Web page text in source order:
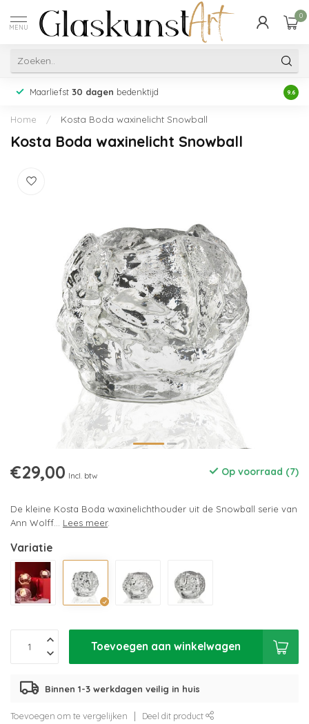
MENU
0
Maarliefst 30 dagen bedenktijd 9.6
Home / Kosta Boda waxinelicht Snowball
Kosta Boda waxinelicht Snowball
€29,00 Incl. btw Op voorraad (7)
De kleine Kosta Boda waxinelichthouder uit de Snowball serie van
Ann Wolff... Lees meer.
Variatie
Toevoegen aan winkelwagen
Binnen 1-3 werkdagen veilig in huis
Toevoegen om te vergelijken Deel dit product